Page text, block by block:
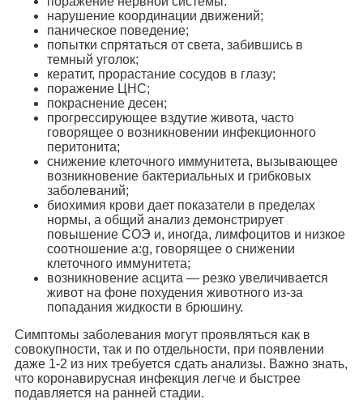
нарушение координации движений;
паническое поведение;
попытки спрятаться от света, забившись в
темный уголок;
кератит, прорастание сосудов в глазу;
поражение ЦНС;
покраснение десен;
прогрессирующее вздутие живота, часто
говорящее о возникновении инфекционного
перитонита;
снижение клеточного иммунитета, вызывающее
возникновение бактериальных и грибковых
заболеваний;
биохимия крови дает показатели в пределах
нормы, а общий анализ демонстрирует
повышение СОЭ и, иногда, лимфоцитов и низкое
соотношение a:g, говорящее о снижении
клеточного иммунитета;
возникновение асцита — резко увеличивается
живот на фоне похудения животного из-за
попадания жидкости в брюшину.
Симптомы заболевания могут проявляться как в
совокупности, так и по отдельности, при появлении
даже 1-2 из них требуется сдать анализы. Важно знать,
что коронавирусная инфекция легче и быстрее
подавляется на ранней стадии.